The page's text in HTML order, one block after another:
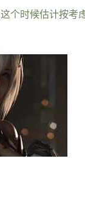
个时候估计按